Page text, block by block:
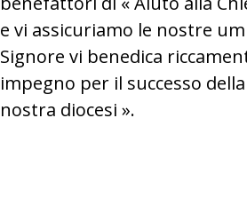
e vi assicuriamo le nostre
Signore vi benedica
impegno per il successo
nostra diocesi ».